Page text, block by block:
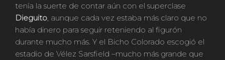
tenía la suerte de contar aún con el superclase
Dieguito , aunque cada vez estaba más claro que no
había dinero para seguir reteniendo al figurón
durante mucho más. Y el Bicho Colorado escogió el
estadio de Vélez Sarsfield –mucho más grande que